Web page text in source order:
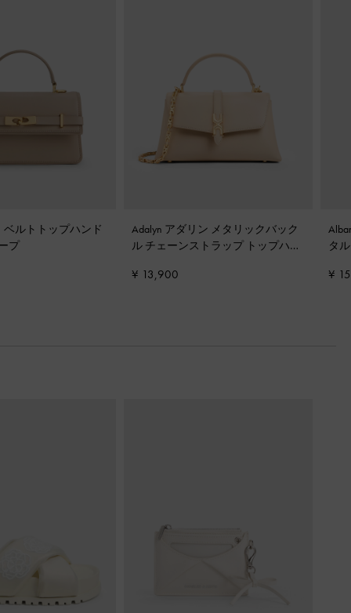
ベルトトップハンド
プ
Adalyn アダリン メタリックバック
ル チェーンストラップ トップハン
¥ 13,900
タ
¥